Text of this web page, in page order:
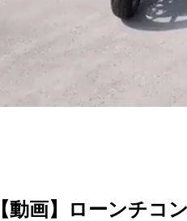
【動画】ローンチコ